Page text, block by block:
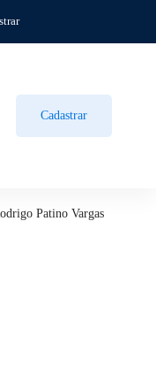
Cadastrar
Patino Vargas